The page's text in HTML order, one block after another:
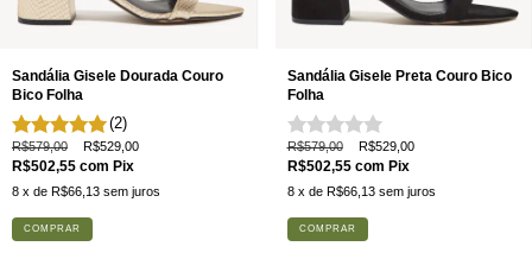
Sandália Gisele Dourada Couro
Bico Folha
(2)
R$579,00 R$529,00
R$502,55 com Pix
8 x de R$66,13 sem juros
COMPRAR
Sandália Gisele Preta Couro Bico
Folha
R$579,00 R$529,00
R$502,55 com Pix
8 x de R$66,13 sem juros
COMPRAR